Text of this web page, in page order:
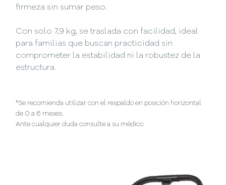
firmeza sin sumar peso.
Con solo 7,9 kg, se traslada con facilidad, ideal
para familias que buscan practicidad sin
comprometer la estabilidad ni la robustez de la
estructura.
*Se recomienda utilizar con el respaldo en posición horizontal
de 0 a 6 meses.
Ante cualquier duda consulte a su médico.